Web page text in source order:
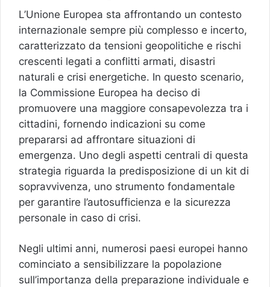
L’Unione Europea sta affrontando un contesto
internazionale sempre più complesso e incerto,
caratterizzato da tensioni geopolitiche e rischi
crescenti legati a conflitti armati, disastri
naturali e crisi energetiche. In questo scenario,
la Commissione Europea ha deciso di
promuovere una maggiore consapevolezza tra i
cittadini, fornendo indicazioni su come
prepararsi ad affrontare situazioni di
emergenza. Uno degli aspetti centrali di questa
strategia riguarda la predisposizione di un kit di
sopravvivenza, uno strumento fondamentale
per garantire l’autosufficienza e la sicurezza
personale in caso di crisi.
Negli ultimi anni, numerosi paesi europei hanno
cominciato a sensibilizzare la popolazione
sull’importanza della preparazione individuale e